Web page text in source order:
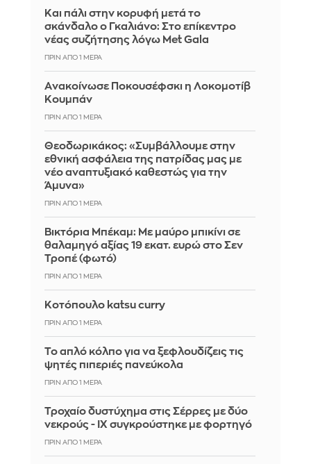
Και πάλι στην κορυφή μετά το
σκάνδαλο ο Γκαλιάνο: Στο επίκεντρο
νέας συζήτησης λόγω Met Gala
ΠΡΙΝ ΑΠΌ 1 ΜΈΡΑ
Aνακοίνωσε Ποκουσέφσκι η Λοκομοτίβ
Κουμπάν
ΠΡΙΝ ΑΠΌ 1 ΜΈΡΑ
Θεοδωρικάκος: «Συμβάλλουμε στην
εθνική ασφάλεια της πατρίδας μας με
νέο αναπτυξιακό καθεστώς για την
Άμυνα»
ΠΡΙΝ ΑΠΌ 1 ΜΈΡΑ
Βικτόρια Μπέκαμ: Με μαύρο μπικίνι σε
θαλαμηγό αξίας 19 εκατ. ευρώ στο Σεν
Τροπέ (φωτό)
ΠΡΙΝ ΑΠΌ 1 ΜΈΡΑ
Κοτόπουλο katsu curry
ΠΡΙΝ ΑΠΌ 1 ΜΈΡΑ
Το απλό κόλπο για να ξεφλουδίζεις τις
ψητές πιπεριές πανεύκολα
ΠΡΙΝ ΑΠΌ 1 ΜΈΡΑ
Τροχαίο δυστύχημα στις Σέρρες με δύο
νεκρούς - ΙΧ συγκρούστηκε με φορτηγό
ΠΡΙΝ ΑΠΌ 1 ΜΈΡΑ